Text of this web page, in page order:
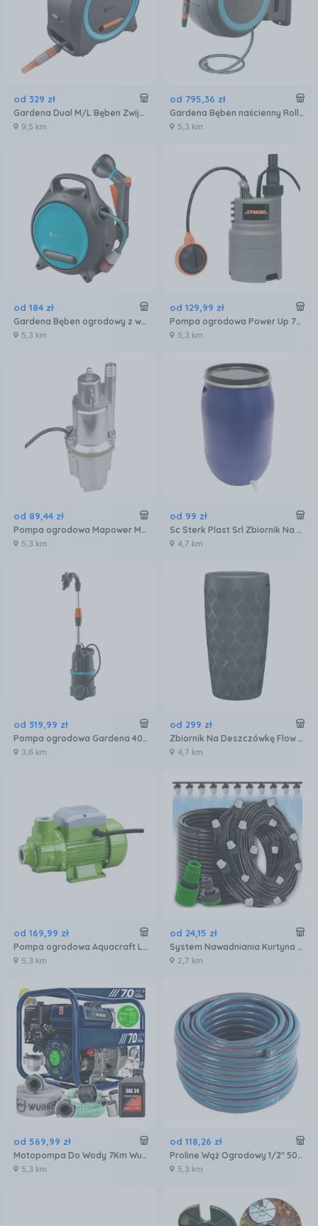
od 329 zł
Gardena Dual M/L Bęben Zwijacz Z Wężem Na Wodę 25M
9,5 km
od 795,36 zł
Gardena Bęben naścienny RollUp XL (18630-20)
5,3 km
od 184 zł
Gardena Bęben ogrodowy z wężem Move 18692-20
5,3 km
od 129,99 zł
Pompa ogrodowa Power Up 79909 400W
5,3 km
od 89,44 zł
Pompa ogrodowa Mapower Membranowa 600W Mpwp01
5,3 km
od 99 zł
Sc Sterk Plast Srl Zbiornik Na Deszczówkę 120L
4,7 km
od 319,99 zł
Pompa ogrodowa Gardena 4000/1 400W 1762-20
3,6 km
od 299 zł
Zbiornik Na Deszczówkę Flow 240l Antracyt
4,7 km
od 169,99 zł
Pompa ogrodowa Aquacraft Lcqb60 370W
5,3 km
od 24,15 zł
System Nawadniania Kurtyna Wodna Do Ogrodu Zraszacz Mgiełka Wąż 20m 48160
2,7 km
od 569,99 zł
Motopompa Do Wody 7Km Wuber + Węże
5,3 km
od 118,26 zł
Proline Wąż Ogrodowy 1/2" 50m 99415
5,3 km